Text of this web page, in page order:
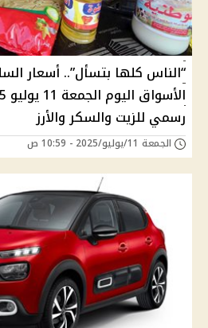
“الناس كلها بتسأل”.. أسعار
رسمي للزيت والسكر والأرز
الجمعة 11/يوليو/2025 - 10:59 ص